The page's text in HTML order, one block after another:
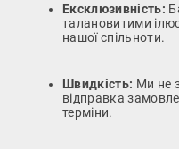
Ексклюзивність:
талановитими
нашої спільноти.
Швидкість: Ми не
відправка
терміни.